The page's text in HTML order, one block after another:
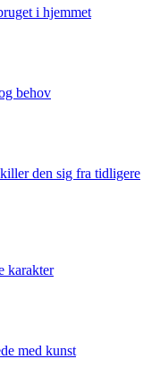
i hjemmet
behov
den sig fra tidligere
karakter
med kunst